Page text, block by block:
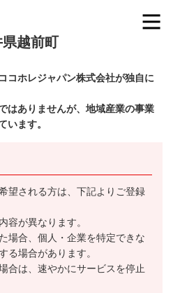
越前町
コホレジャパン株式会社が独自に
はありませんが、地域産業の事業
います。
望される方は、下記よりご登録
容が異なります。
場合、個人・企業を特定できな
る場合があります。
合は、速やかにサービスを停止